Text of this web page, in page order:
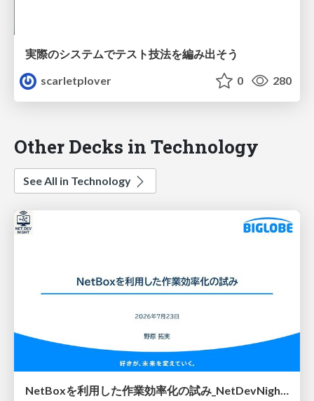
実際のシステムでテスト技法を編み出そう
scarletplover
0 280
Other Decks in Technology
See All in Technology